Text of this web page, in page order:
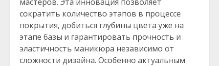
сократить количество этапов в процессе
покрытия, добиться глубины цвета уже на
этапе базы и гарантировать прочность и
эластичность маникюра независимо от
сложности дизайна. Особенно актуальным